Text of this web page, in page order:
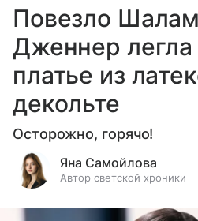
Повезло
Дженнер легла
платье из
декольте
Осторожно, горячо!
Яна Самойлова
Автор светской хроники